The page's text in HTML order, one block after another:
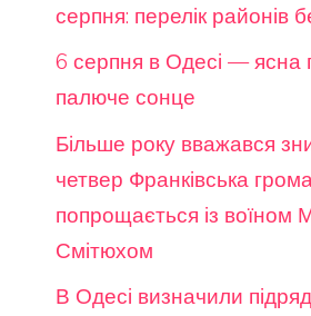
серпня: перелік районів
6 серпня в Одесі — ясна
палюче сонце
Більше року вважався
четвер Франківська
попрощається із воїном
Смітюхом
В Одесі визначили